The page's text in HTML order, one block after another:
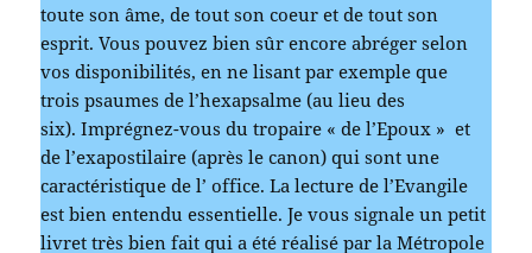
toute son âme, de tout son coeur et de tout son
esprit. Vous pouvez bien sûr encore abréger selon
vos disponibilités, en ne lisant par exemple que
trois psaumes de l’hexapsalme (au lieu des
six). Imprégnez-vous du tropaire « de l’Epoux » et
de l’exapostilaire (après le canon) qui sont une
caractéristique de l’ office. La lecture de l’Evangile
est bien entendu essentielle. Je vous signale un petit
livret très bien fait qui a été réalisé par la Métropole